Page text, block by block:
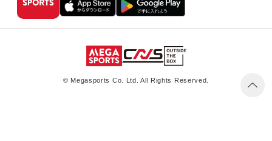
© Megasports Co. Ltd. All Rights Reserved.